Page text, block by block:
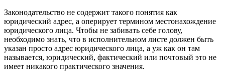
Законодательство не содержит такого понятия как
юридический адрес, а оперирует термином местонахождение
юридического лица. Чтобы не забивать себе голову,
необходимо знать, что в исполнительном листе должен быть
указан просто адрес юридического лица, а уж как он там
называется, юридический, фактический или почтовый это не
имеет никакого практического значения.